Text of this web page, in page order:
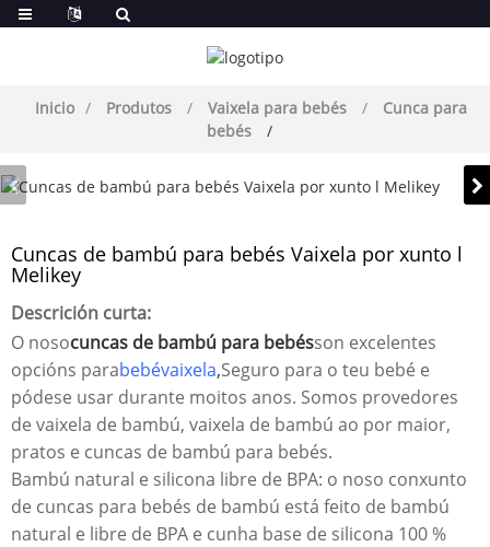
Inicio Produtos Vaixela para bebés
Cunca para
bebés
Cuncas de bambú para bebés Vaixela por xunto l
Melikey
Descrición curta:
O nosocuncas de bambú para bebésson excelentes
opcións parabebévaixela,Seguro para o teu bebé e
pódese usar durante moitos anos. Somos provedores
de vaixela de bambú, vaixela de bambú ao por maior,
pratos e cuncas de bambú para bebés.
Bambú natural e silicona libre de BPA: o noso conxunto
de cuncas para bebés de bambú está feito de bambú
natural e libre de BPA e cunha base de silicona 100 %